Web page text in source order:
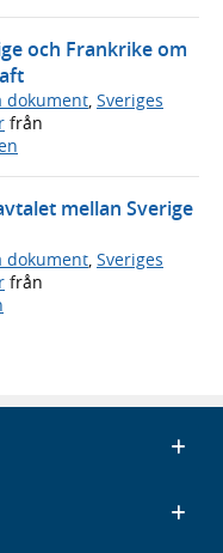
och Frankrike om
dokument, Sveriges
från
mellan Sverige
dokument, Sveriges
från